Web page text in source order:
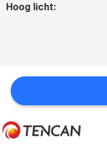
BLOG
OM EEN
CITAAT
SITEMAP
Hoog licht: